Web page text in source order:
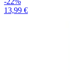
13,99 €